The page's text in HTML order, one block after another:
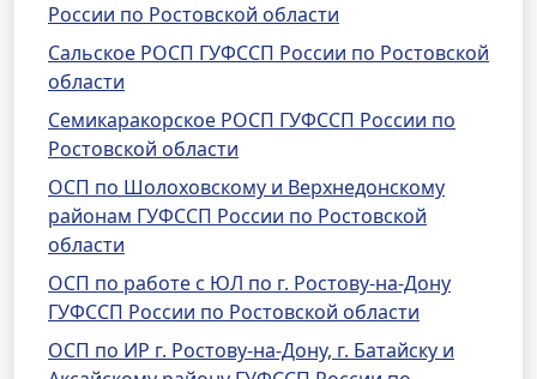
России по Ростовской области
Сальское РОСП ГУФССП России по Ростовской
области
Семикаракорское РОСП ГУФССП России по
Ростовской области
ОСП по Шолоховскому и Верхнедонскому
районам ГУФССП России по Ростовской
области
ОСП по работе с ЮЛ по г. Ростову-на-Дону
ГУФССП России по Ростовской области
ОСП по ИР г. Ростову-на-Дону, г. Батайску и